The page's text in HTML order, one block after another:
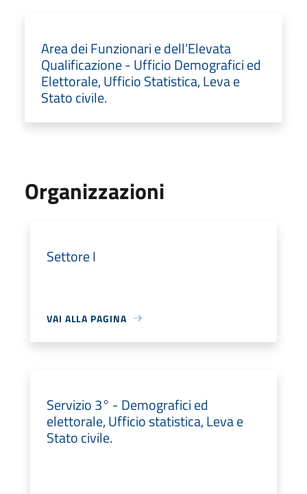
Area dei Funzionari e dell’Elevata
Qualificazione - Ufficio Demografici ed
Elettorale, Ufficio Statistica, Leva e
Stato civile.
Organizzazioni
Settore I
VAI ALLA PAGINA
Servizio 3° - Demografici ed
elettorale, Ufficio statistica, Leva e
Stato civile.